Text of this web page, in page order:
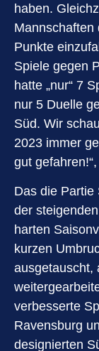
haben.
Mannschaften
Punkte
Spiele gegen
hatte „nur“ 7
nur 5 Duelle
Süd. Wir
2023 immer
gut
Das die Partie
der
harten
kurzen
ausgetauscht,
verbesserte
Ravensburg
designierten